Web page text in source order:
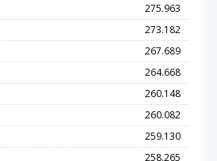
275.963
273.182
267.689
264.668
260.148
260.082
259.130
258.265